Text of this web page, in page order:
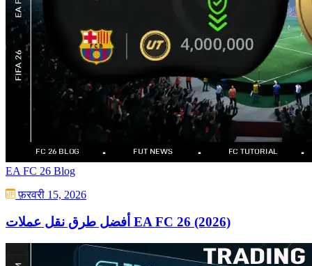
EA FC 26 Blog
फ़रवरी 15, 2026
أفضل طرق نقل عملات EA FC 26 (2026)